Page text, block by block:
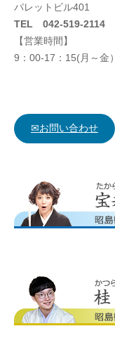
パレットビル401
TEL 042-519-2114
【営業時間】
9：00-17：15(月～金）
✉お問い合わせ